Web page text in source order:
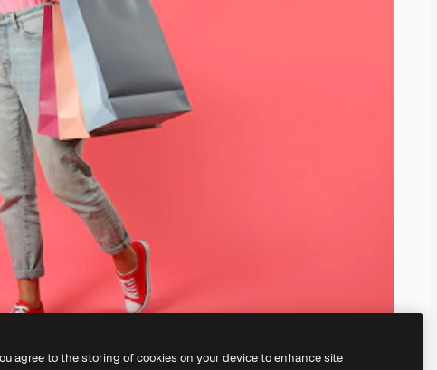
agree to the storing of cookies on your device to enhance site